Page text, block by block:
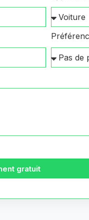
gratuit